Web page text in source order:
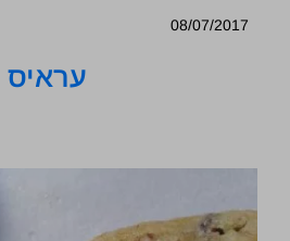
08/07/2017
עראיס